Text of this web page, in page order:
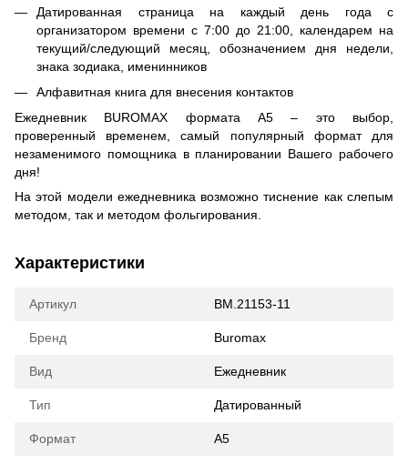
Датированная страница на каждый день года с
организатором времени с 7:00 до 21:00, календарем на
текущий/следующий месяц, обозначением дня недели,
знака зодиака, именинников
Алфавитная книга для внесения контактов
Ежедневник BUROMAX формата А5 – это выбор,
проверенный временем, самый популярный формат для
незаменимого помощника в планировании Вашего рабочего
дня!
На этой модели ежедневника возможно тиснение как слепым
методом, так и методом фольгирования.
Характеристики
Артикул BM.21153-11
Бренд Buromax
Вид Ежедневник
Тип Датированный
Формат А5